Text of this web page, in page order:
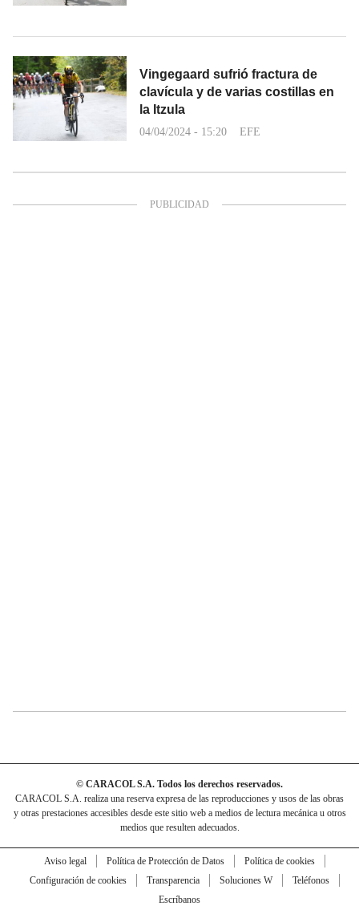
Vingegaard sufrió fractura de
clavícula y de varias costillas en
la Itzula
04/04/2024 - 15:20 EFE
© CARACOL S.A. Todos los derechos reservados.
CARACOL S.A. realiza una reserva expresa de las reproducciones y usos de las obras
y otras prestaciones accesibles desde este sitio web a medios de lectura mecánica u otros
medios que resulten adecuados.
Aviso legal Política de Protección de Datos
Política de cookies
Configuración de cookies
Transparencia Soluciones W
Teléfonos
Escríbanos